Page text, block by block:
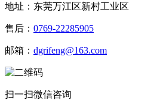
地址：东莞万江区新村工业区
售后： 0769-22285905
邮箱： dgrifeng@163.com
扫一扫微信咨询